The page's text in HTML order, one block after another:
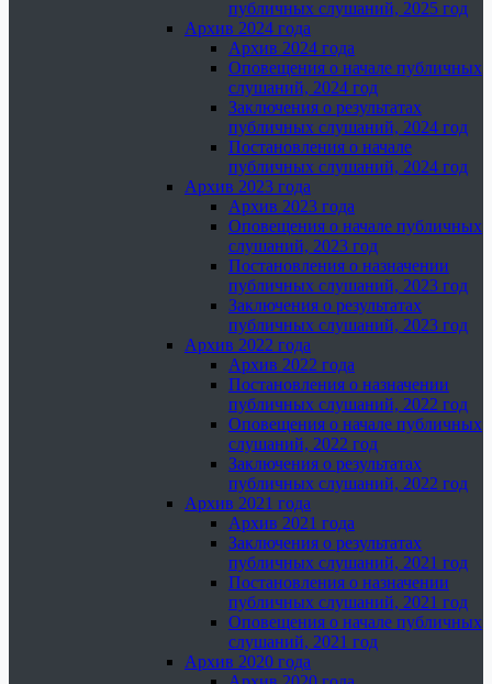
публичных слушаний, 2025 год
Архив 2024 года
Архив 2024 года
Оповещения о начале публичных
слушаний, 2024 год
Заключения о результатах
публичных слушаний, 2024 год
Постановления о начале
публичных слушаний, 2024 год
Архив 2023 года
Архив 2023 года
Оповещения о начале публичных
слушаний, 2023 год
Постановления о назначении
публичных слушаний, 2023 год
Заключения о результатах
публичных слушаний, 2023 год
Архив 2022 года
Архив 2022 года
Постановления о назначении
публичных слушаний, 2022 год
Оповещения о начале публичных
слушаний, 2022 год
Заключения о результатах
публичных слушаний, 2022 год
Архив 2021 года
Архив 2021 года
Заключения о результатах
публичных слушаний, 2021 год
Постановления о назначении
публичных слушаний, 2021 год
Оповещения о начале публичных
слушаний, 2021 год
Архив 2020 года